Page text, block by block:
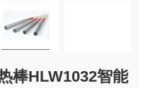
棒HLW1032智能